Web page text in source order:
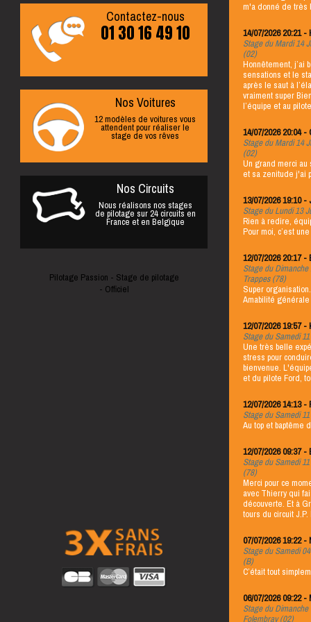
m'a donné de très
14/07/2026 20:21 -
Stage du Mardi 14
(02)
Honnêtement, j’ai
sensations et le
après le saut à
vraiment super
l’équipe et au
14/07/2026 20:04 -
Stage du Mardi 14
(02)
Un grand merci
et sa zenitude j'ai
Stage du Lundi 13
Rien à redire,
Pour moi, c’est
12/07/2026 20:17 -
Stage du
Trappes (78)
Super
Amabilité
Stage du Samedi
Une très belle
stress pour
bienvenue.
et du pilote Ford,
Stage du Samedi
Au top et
Stage du Samedi
(78)
Merci pour ce
avec Thierry qui
découverte. Et à
tours du circuit
07/07/2026 19:22 -
Stage du Samedi
(B)
C’était tout
06/07/2026 09:22 -
Stage du
Contactez-nous
01 30 16 49 10
Nos Voitures
12 modèles de voitures vous
attendent pour réaliser le
stage de vos rêves
Nos Circuits
Nous réalisons nos stages
de pilotage sur 24 circuits en
France et en Belgique
Pilotage Passion - Stage de pilotage
- Officiel